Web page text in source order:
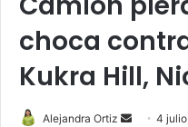
choca
Kukra Hill,
Alejandra Ortiz
Send4